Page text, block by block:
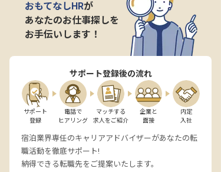
おもてなしHRが
あなたのお仕事探しを
お手伝いします！
サポート登録後の流れ
サポート
登録
電話で
ヒアリング
マッチする
求人をご紹介
企業と
面接
内定
入社
宿泊業界専任のキャリアアドバイザーがあなたの転
職活動を徹底サポート!
納得できる転職先をご提案いたします。